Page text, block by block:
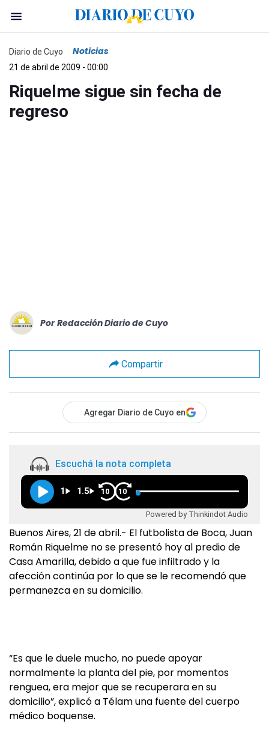
Diario de Cuyo Noticias
21 de abril de 2009 - 00:00
Riquelme sigue sin fecha de
regreso
Por Redacción Diario de Cuyo
Compartir
Agregar Diario de Cuyo en
Escuchá la nota completa
1 1.5 10 10
Powered by Thinkindot Audio
Buenos Aires, 21 de abril.- El futbolista de Boca, Juan
Román Riquelme no se presentó hoy al predio de
Casa Amarilla, debido a que fue infiltrado y la
afección continúa por lo que se le recomendó que
permanezca en su domicilio.
“Es que le duele mucho, no puede apoyar
normalmente la planta del pie, por momentos
renguea, era mejor que se recuperara en su
domicilio”, explicó a Télam una fuente del cuerpo
médico boquense.